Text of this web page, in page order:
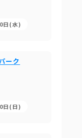
日(水)
ーク
日(日)